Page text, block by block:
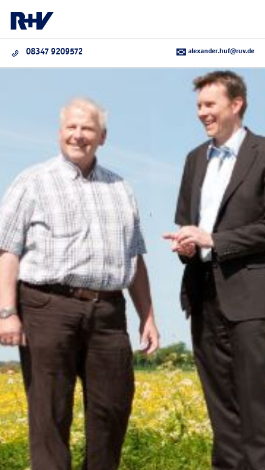
08347 9209572 alexander.huf@ruv.de